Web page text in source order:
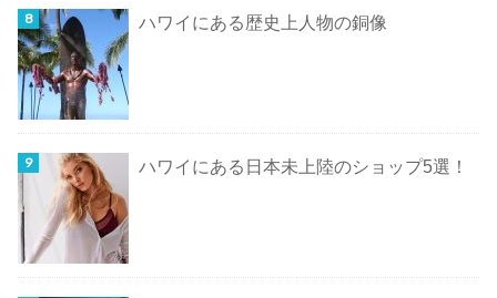
ハワイにある歴史上人物の銅像
ハワイにある日本未上陸のショップ5選！